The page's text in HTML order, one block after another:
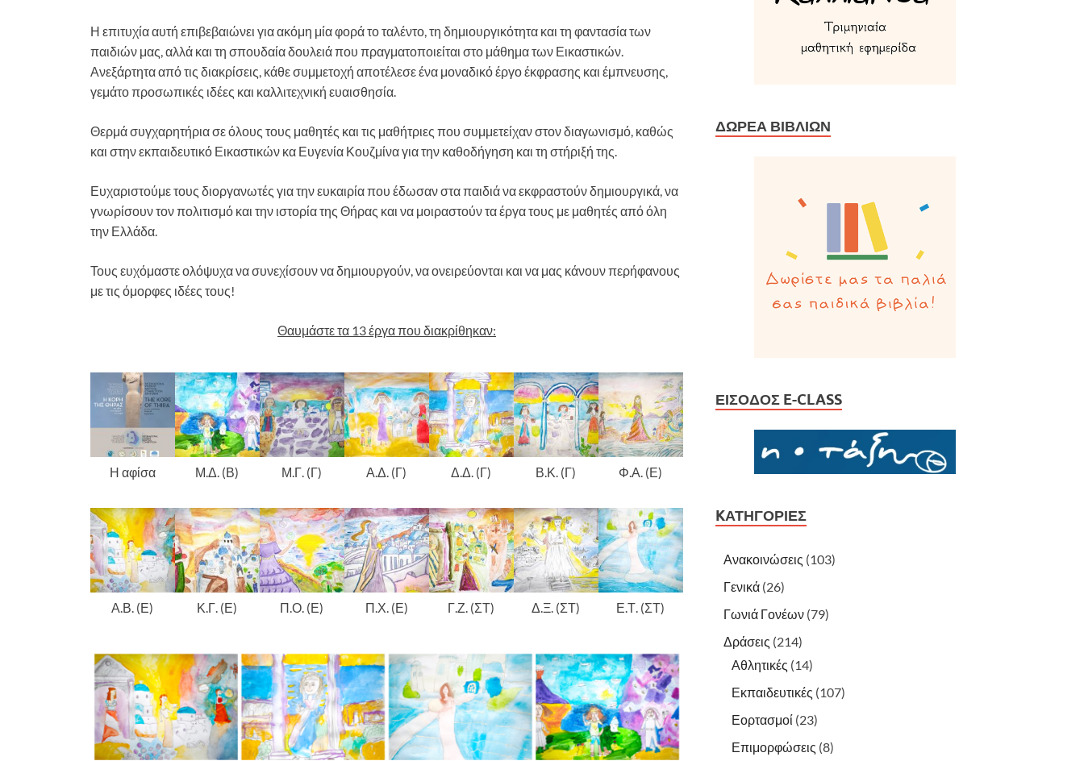
Η επιτυχία αυτή επιβεβαιώνει για ακόμη μία φορά το ταλέντο, τη δημιουργικότητα και τη φαντασία των
παιδιών μας, αλλά και τη σπουδαία δουλειά που πραγματοποιείται στο μάθημα των Εικαστικών.
Ανεξάρτητα από τις διακρίσεις, κάθε συμμετοχή αποτέλεσε ένα μοναδικό έργο έκφρασης και έμπνευσης,
γεμάτο προσωπικές ιδέες και καλλιτεχνική ευαισθησία.
Θερμά συγχαρητήρια σε όλους τους μαθητές και τις μαθήτριες που συμμετείχαν στον διαγωνισμό, καθώς
και στην εκπαιδευτικό Εικαστικών κα Ευγενία Κουζμίνα για την καθοδήγηση και τη στήριξή της.
Ευχαριστούμε τους διοργανωτές για την ευκαιρία που έδωσαν στα παιδιά να εκφραστούν δημιουργικά, να
γνωρίσουν τον πολιτισμό και την ιστορία της Θήρας και να μοιραστούν τα έργα τους με μαθητές από όλη
την Ελλάδα.
Τους ευχόμαστε ολόψυχα να συνεχίσουν να δημιουργούν, να ονειρεύονται και να μας κάνουν περήφανους
με τις όμορφες ιδέες τους!
Θαυμάστε τα 13 έργα που διακρίθηκαν:
Η αφίσα Μ.Δ. (Β) Μ.Γ. (Γ) Α.Δ. (Γ) Δ.Δ. (Γ) Β.Κ. (Γ) Φ.Α. (Ε)
Α.Β. (Ε) Κ.Γ. (Ε) Π.Ο. (Ε) Π.Χ. (Ε) Γ.Ζ. (ΣΤ) Δ.Ξ. (ΣΤ) Ε.Τ. (ΣΤ)
ΔΩΡΕΆ ΒΙΒΛΊΩΝ
ΕΊΣΟΔΟΣ E-CLASS
KΑΤΗΓΟΡΊΕΣ
Ανακοινώσεις (103)
Γενικά (26)
Γωνιά Γονέων (79)
Δράσεις (214)
Αθλητικές (14)
Εκπαιδευτικές (107)
Εορτασμοί (23)
Επιμορφώσεις (8)